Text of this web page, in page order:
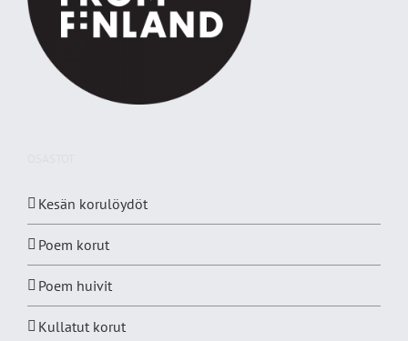
Kesän korulöydöt
Poem korut
Poem huivit
Kullatut korut